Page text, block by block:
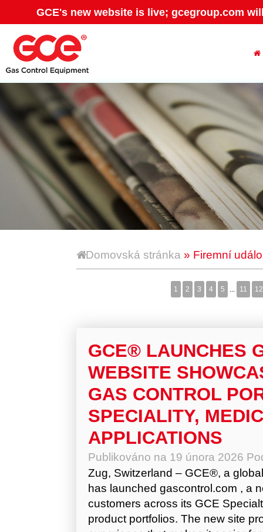
GCE's new website is live; gcegroup.com
Domovská stránka » Firemní
1 2 3 4 5 ... 11 12
GCE® LAUNCHES
WEBSITE
GAS CONTROL
SPECIALITY,
APPLICATIONS
Publikováno na 19 února 2026
Zug, Switzerland – GCE®, a
has launched gascontrol.com , a
customers across its GCE
product portfolios. The new site